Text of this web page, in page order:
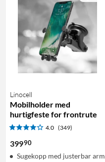
Linocell
Mobilholder med
hurtigfeste for frontrute
4.0 (349)
39990
Sugekopp med justerbar arm